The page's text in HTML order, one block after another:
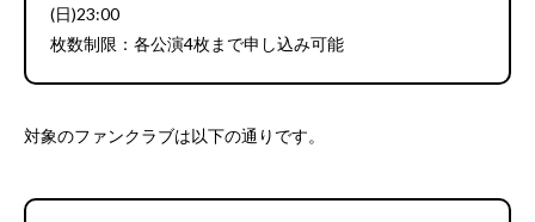
(日)23:00
枚数制限：各公演4枚まで申し込み可能
対象のファンクラブは以下の通りです。